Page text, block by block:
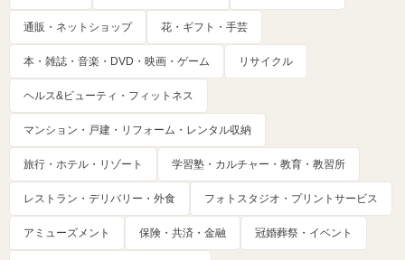
通販・ネットショップ 花・ギフト・手芸
本・雑誌・音楽・DVD・映画・ゲーム リサイクル
ヘルス&ビューティ・フィットネス
マンション・戸建・リフォーム・レンタル収納
旅行・ホテル・リゾート 学習塾・カルチャー・教育・教習所
レストラン・デリバリー・外食 フォトスタジオ・プリントサービス
アミューズメント 保険・共済・金融 冠婚葬祭・イベント